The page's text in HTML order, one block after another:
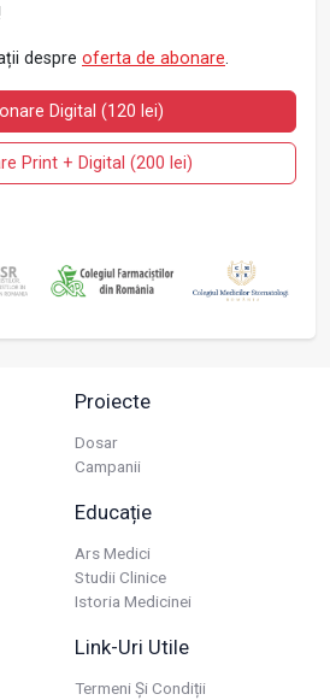
despre oferta de abonare.
Digital (120 lei)
Print + Digital (200 lei)
Proiecte
Dosar
Campanii
Educație
Ars Medici
Studii Clinice
Istoria Medicinei
Link-Uri Utile
Termeni Și Condiții